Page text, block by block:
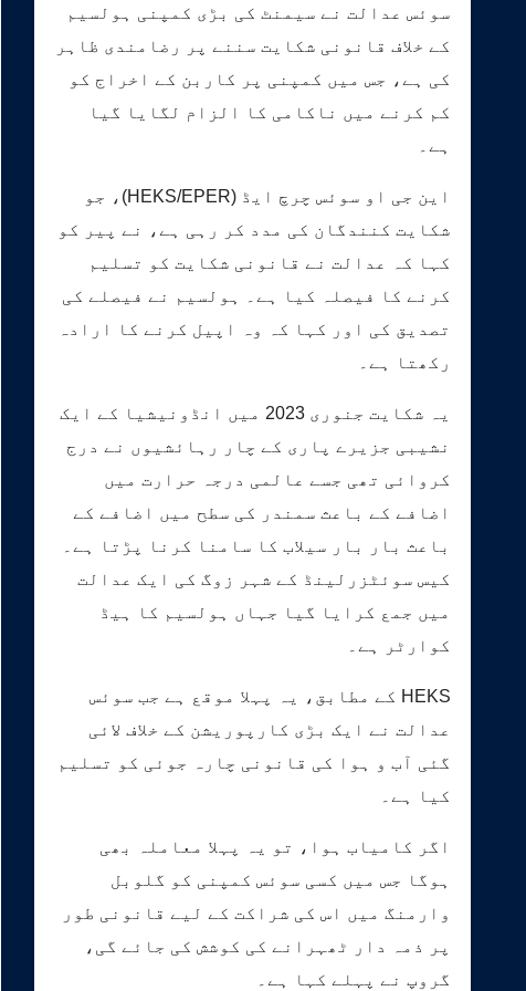
سوئس عدالت نے سیمنٹ کی بڑی کمپنی ہولسیم
کے خلاف قانونی شکایت سننے پر رضامندی ظاہر
کی ہے، جس میں کمپنی پر کاربن کے اخراج کو
کم کرنے میں ناکامی کا الزام لگایا گیا
ہے۔
این جی او سوئس چرچ ایڈ (HEKS/EPER)، جو
شکایت کنندگان کی مدد کر رہی ہے، نے پیر کو
کہا کہ عدالت نے قانونی شکایت کو تسلیم
کرنے کا فیصلہ کیا ہے۔ ہولسیم نے فیصلے کی
تصدیق کی اور کہا کہ وہ اپیل کرنے کا ارادہ
رکھتا ہے۔
یہ شکایت جنوری 2023 میں انڈونیشیا کے ایک
نشیبی جزیرے پاری کے چار رہائشیوں نے درج
کروائی تھی جسے عالمی درجہ حرارت میں
اضافے کے باعث سمندر کی سطح میں اضافے کے
باعث بار بار سیلاب کا سامنا کرنا پڑتا ہے۔
کیس سوئٹزرلینڈ کے شہر زوگ کی ایک عدالت
میں جمع کرایا گیا جہاں ہولسیم کا ہیڈ
کوارٹر ہے۔
HEKS کے مطابق، یہ پہلا موقع ہے جب سوئس
عدالت نے ایک بڑی کارپوریشن کے خلاف لائی
گئی آب و ہوا کی قانونی چارہ جوئی کو تسلیم
کیا ہے۔
اگر کامیاب ہوا، تو یہ پہلا معاملہ بھی
ہوگا جس میں کسی سوئس کمپنی کو گلوبل
وارمنگ میں اس کی شراکت کے لیے قانونی طور
پر ذمہ دار ٹھہرانے کی کوشش کی جائے گی،
گروپ نے پہلے کہا ہے۔